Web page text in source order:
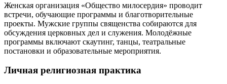
Женская организация «Общество милосердия» проводит
встречи, обучающие программы и благотворительные
проекты. Мужские группы священства собираются для
обсуждения церковных дел и служения. Молодёжные
программы включают скаутинг, танцы, театральные
постановки и образовательные мероприятия.
Личная религиозная практика